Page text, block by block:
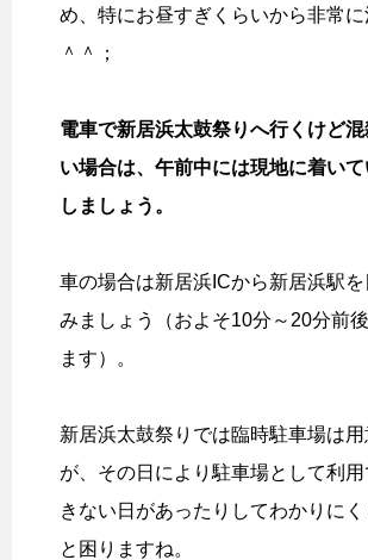
め、特にお昼すぎくらいから非常
＾＾；
電車で新居浜太鼓祭りへ行くけど
い場合は、午前中には現地に着い
しましょう。
車の場合は新居浜ICから新居浜駅
みましょう（およそ10分～20分前
ます）。
新居浜太鼓祭りでは臨時駐車場は
が、その日により駐車場として利
きない日があったりしてわかりに
と困りますね。